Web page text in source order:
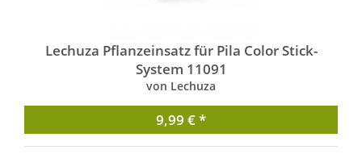
Lechuza Pflanzeinsatz für Pila Color Stick-
System 11091
von Lechuza
9,99 € *